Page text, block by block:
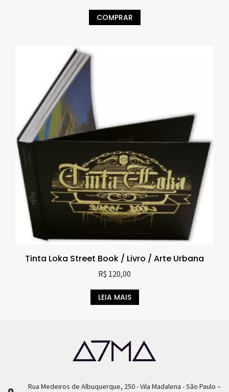
COMPRAR
Tinta Loka Street Book / Livro / Arte Urbana
R$ 120,00
LEIA MAIS
Rua Medeiros de Albuquerque, 250 - Vila Madalena - São Paulo –